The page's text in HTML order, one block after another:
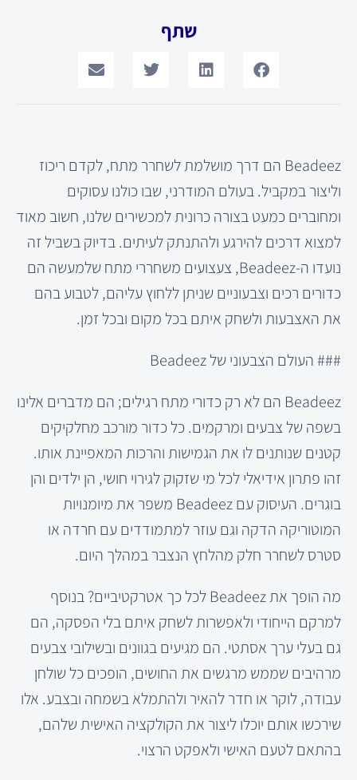
שתף
Beadeez הם דרך מושלמת לשחרר מתח, לקדם ריכוז
וליצור במקביל. בעולם המודרני, שבו כולנו עסוקים
ומחוברים כמעט בצורה כרונית למכשירים שלנו, חשוב מאוד
למצוא דרכים להירגע ולהתנתק לעיתים. בדיוק בשביל זה
נועדו ה-Beadeez, צעצועים משחררי מתח שלמעשה הם
כדורים רכים וצבעוניים שניתן ללחוץ עליהם, לטבוע בהם
את האצבעות ולשחק איתם בכל מקום ובכל זמן.
### העולם הצבעוני של Beadeez
Beadeez הם לא רק כדורי מתח רגילים; הם מדברים אלינו
בשפה של צבעים ומרקמים. כל כדור מורכב מחלקיקים
קטנים שנותנים לו את הגמישות והרכות המאפיינת אותו.
זהו פתרון אידיאלי לכל מי שזקוק לגירוי חושי, הן ילדים והן
בוגרים. העיסוק עם Beadeez משפר את מיומנויות
המוטוריקה הדקה וגם עוזר למתמודדים עם חרדה או
סטרס לשחרר חלק מהלחץ הנצבר במהלך היום.
מה הופך את Beadeez לכל כך אטרקטיביים? בנוסף
למרקם הייחודי ולאפשרות לשחק איתם בלי הפסקה, הם
גם בעלי ערך אסתטי. הם מגיעים בגוונים ובשילובי צבעים
מרהיבים שממש מרגשים את החושים, הופכים כל שולחן
עבודה, לוקר או חדר להאיר ולהתמלא בשמחה ובצבע. אלו
שירכשו אותם יוכלו ליצור את הקולקציה האישית שלהם,
בהתאם לטעם האישי ולאפקט הרצוי.